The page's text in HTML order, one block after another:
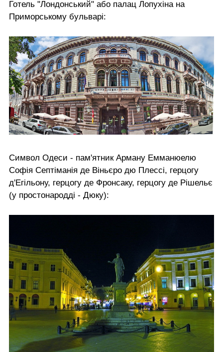
Готель "Лондонський" або палац Лопухіна на
Приморському бульварі:
Символ Одеси - пам'ятник Арману Емманюелю
Софія Септіманія де Віньєро дю Плессі, герцогу
д'Егільону, герцогу де Фронсаку, герцогу де Рішельє
(у простонародді - Дюку):